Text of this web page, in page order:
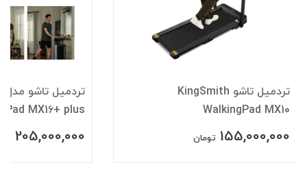
تردمیل تاشو KingSmith
WalkingPad MX10
155,000,000 تومان
MX16+ plus
205,000,000